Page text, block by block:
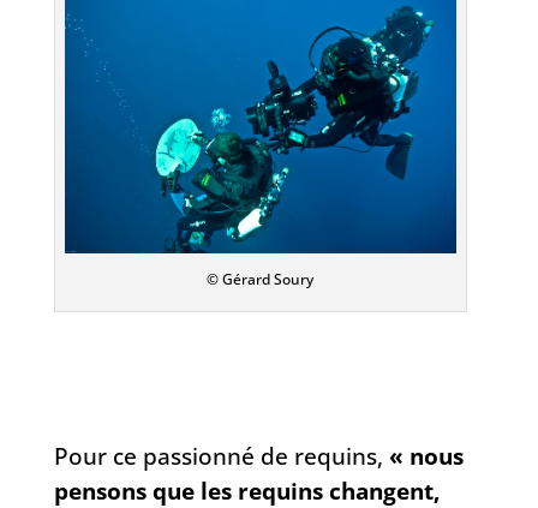
© Gérard Soury
Pour ce passionné de requins, « nous
pensons que les requins changent,